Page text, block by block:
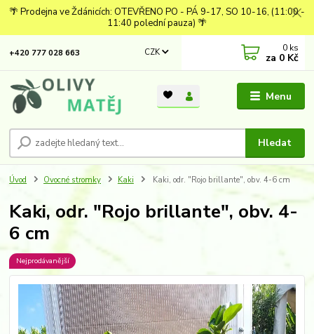
🌴 Prodejna ve Ždánicích: OTEVŘENO PO - PÁ 9-17, SO 10-16, (11:00 -
11:40 polední pauza) 🌴
Menu
CZK
Hledat
+420 777 028 663 0 ks
za 0 Kč
Úvod Ovocné stromky Kaki Kaki, odr. "Rojo brillante", obv. 4-6 cm
Kaki, odr. "Rojo brillante", obv. 4-
6 cm
Nejprodávanější